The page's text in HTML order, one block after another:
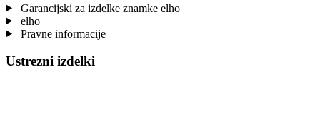
Garancijski za izdelke znamke elho
elho
Pravne informacije
Ustrezni izdelki